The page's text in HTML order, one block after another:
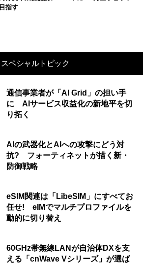
目指す
スペシャルトピック
通信事業者が「AI Grid」の担い手
に AIサービス収益化の新地平を切
り拓く
AIの武器化とAIへの攻撃にどう対
抗? フォーティネットが描く新・
防御戦略
eSIM関連は「LibeSIM」にすべてお
任せ! eIMでマルチプロファイルを
動的に切り替え
60GHz帯無線LANが自治体DXを支
える「cnWave Vシリーズ」が選ば